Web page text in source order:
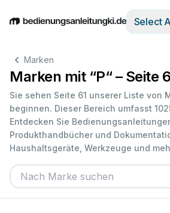
EnglishDeutschEspañolItaliano
Select
Marken
Marken mit “P“ – Seite
Sie sehen Seite 61 unserer Liste von
beginnen. Dieser Bereich umfasst
Entdecken Sie
Produkthandbücher und
Haushaltsgeräte, Werkzeuge und